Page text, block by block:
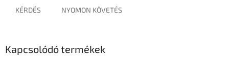
KÉRDÉS NYOMON KÖVETÉS
Kapcsolódó termékek